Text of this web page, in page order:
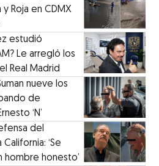
Roja en CDMX
estudió
Le arregló los
Real Madrid
nueve los
de
‘N’
del
‘Se
hombre honesto’